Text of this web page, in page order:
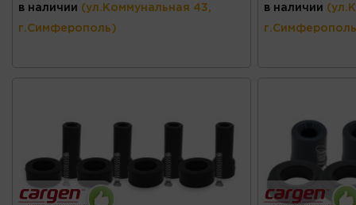
в наличии (ул.Коммунальная 43,
г.Симферополь)
в наличии